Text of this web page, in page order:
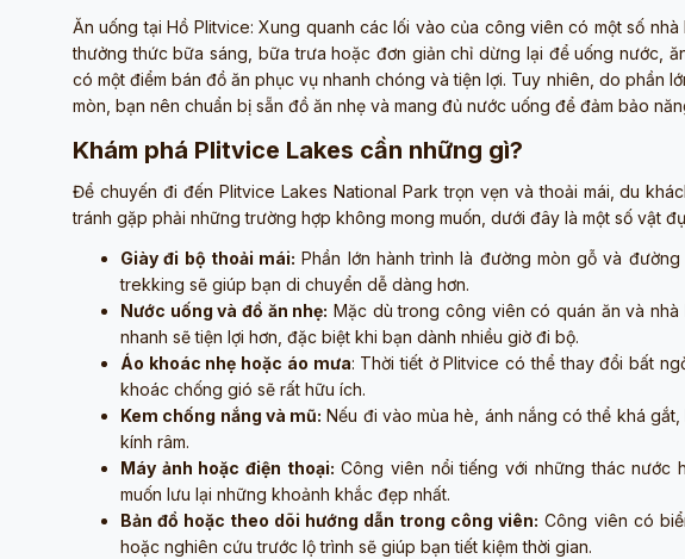
Ăn uống tại Hồ Plitvice: Xung quanh các lối vào của công viên có một số
thưởng thức bữa sáng, bữa trưa hoặc đơn giản chỉ dừng lại để uống nước,
có một điểm bán đồ ăn phục vụ nhanh chóng và tiện lợi. Tuy nhiên, do phần
mòn, bạn nên chuẩn bị sẵn đồ ăn nhẹ và mang đủ nước uống để đảm bảo
Khám phá Plitvice Lakes cần những gì?
Để chuyến đi đến Plitvice Lakes National Park trọn vẹn và thoải mái, du
tránh gặp phải những trường hợp không mong muốn, dưới đây là một số vật
Giày đi bộ thoải mái: Phần lớn hành trình là đường mòn gỗ và
trekking sẽ giúp bạn di chuyển dễ dàng hơn.
Nước uống và đồ ăn nhẹ: Mặc dù trong công viên có quán ăn và
nhanh sẽ tiện lợi hơn, đặc biệt khi bạn dành nhiều giờ đi bộ.
Áo khoác nhẹ hoặc áo mưa: Thời tiết ở Plitvice có thể thay đổi bất
khoác chống gió sẽ rất hữu ích.
Kem chống nắng và mũ: Nếu đi vào mùa hè, ánh nắng có thể khá
kính râm.
Máy ảnh hoặc điện thoại: Công viên nổi tiếng với những thác nước
muốn lưu lại những khoảnh khắc đẹp nhất.
Bản đồ hoặc theo dõi hướng dẫn trong công viên: Công viên có
hoặc nghiên cứu trước lộ trình sẽ giúp bạn tiết kiệm thời gian.